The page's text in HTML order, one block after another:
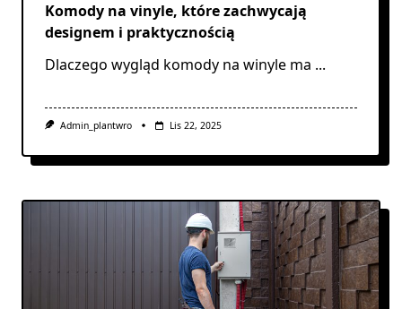
Komody na vinyle, które zachwycają
designem i praktycznością
Dlaczego wygląd komody na winyle ma ...
Admin_plantwro Lis 22, 2025